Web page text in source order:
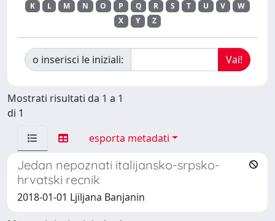
K
L M N O P Q R S T U V
W
X
Y Z
o inserisci le iniziali:
Mostrati risultati da 1 a 1
di 1
esporta metadati
Jedan nepoznati italijansko-srpsko-
hrvatski recnik
2018-01-01 Ljiljana Banjanin